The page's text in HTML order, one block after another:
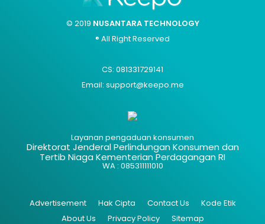
© 2019 NUSANTARA TECHNOLOGY
® All Right Reserved
CS: 081331729141
Email: support@keepo.me
Layanan pengaduan konsumen
Direktorat Jenderal Perlindungan Konsumen dan
Tertib Niaga Kementerian Perdagangan RI
WA : 085311111010
Advertisement Hak Cipta Contact Us
Kode Etik
About Us
Privacy Policy Sitemap